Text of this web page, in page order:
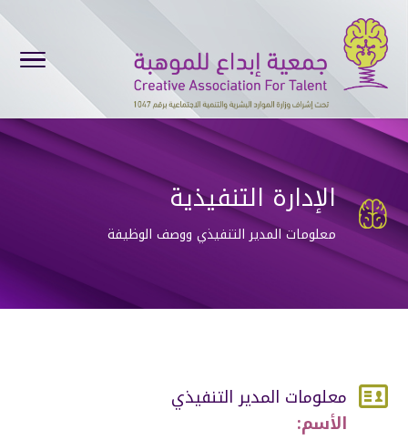
 الإدارة التنفيذية
معلومات المدير التنفيذي ووصف الوظيفة
 معلومات المدير التنفيذي
الأسم: